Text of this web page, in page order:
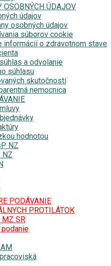
OSOBNÝCH ÚDAJOV
údajov
osobných údajov
súborov cookie
informácií o zdravotnom stave
a odvolanie
súhlasu
skutočností
nemocnica
hodnotou
NZ
NZ
PODÁVANIE
PROTILÁTOK
SR
podanie